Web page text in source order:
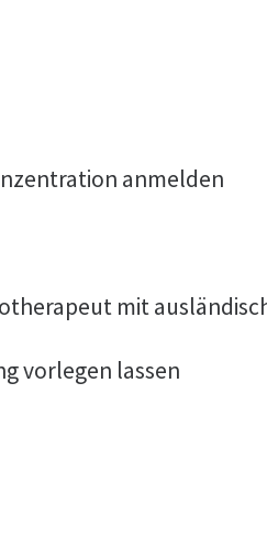
anmelden
mit
vorlegen lassen